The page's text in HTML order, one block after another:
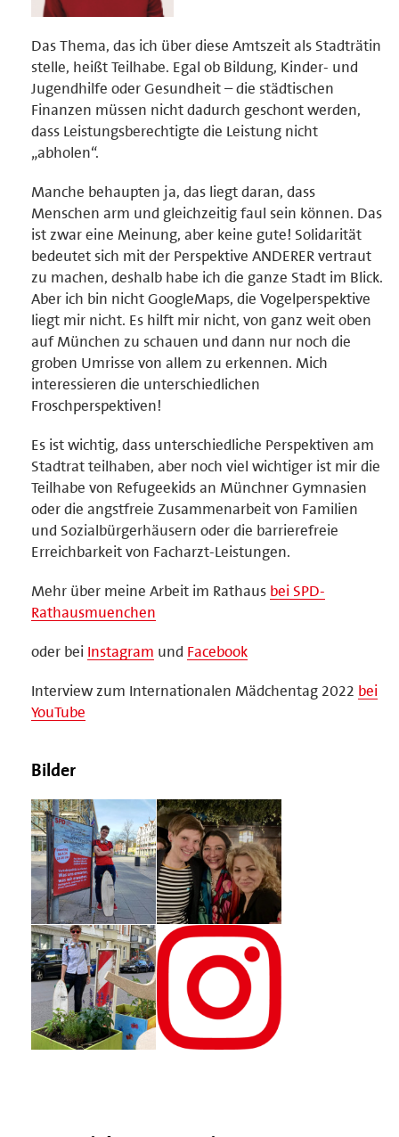
Das Thema, das ich über diese Amtszeit als Stadträtin
stelle, heißt Teilhabe. Egal ob Bildung, Kinder- und
Jugendhilfe oder Gesundheit – die städtischen
Finanzen müssen nicht dadurch geschont werden,
dass Leistungsberechtigte die Leistung nicht
„abholen“.
Manche behaupten ja, das liegt daran, dass
Menschen arm und gleichzeitig faul sein können. Das
ist zwar eine Meinung, aber keine gute! Solidarität
bedeutet sich mit der Perspektive ANDERER vertraut
zu machen, deshalb habe ich die ganze Stadt im Blick.
Aber ich bin nicht GoogleMaps, die Vogelperspektive
liegt mir nicht. Es hilft mir nicht, von ganz weit oben
auf München zu schauen und dann nur noch die
groben Umrisse von allem zu erkennen. Mich
interessieren die unterschiedlichen
Froschperspektiven!
Es ist wichtig, dass unterschiedliche Perspektiven am
Stadtrat teilhaben, aber noch viel wichtiger ist mir die
Teilhabe von Refugeekids an Münchner Gymnasien
oder die angstfreie Zusammenarbeit von Familien
und Sozialbürgerhäusern oder die barrierefreie
Erreichbarkeit von Facharzt-Leistungen.
Mehr über meine Arbeit im Rathaus bei SPD-
Rathausmuenchen
oder bei Instagram und Facebook
Interview zum Internationalen Mädchentag 2022 bei
YouTube
Bilder